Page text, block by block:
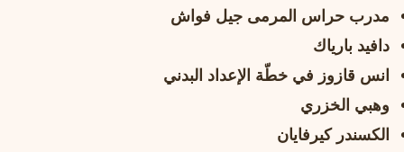
مدرب حراس المرمى جيل فواش
دافيد بارياك
انس قازوز في خطّة الإعداد البدني
وهبي الخزري
الكسندر كيرفايان